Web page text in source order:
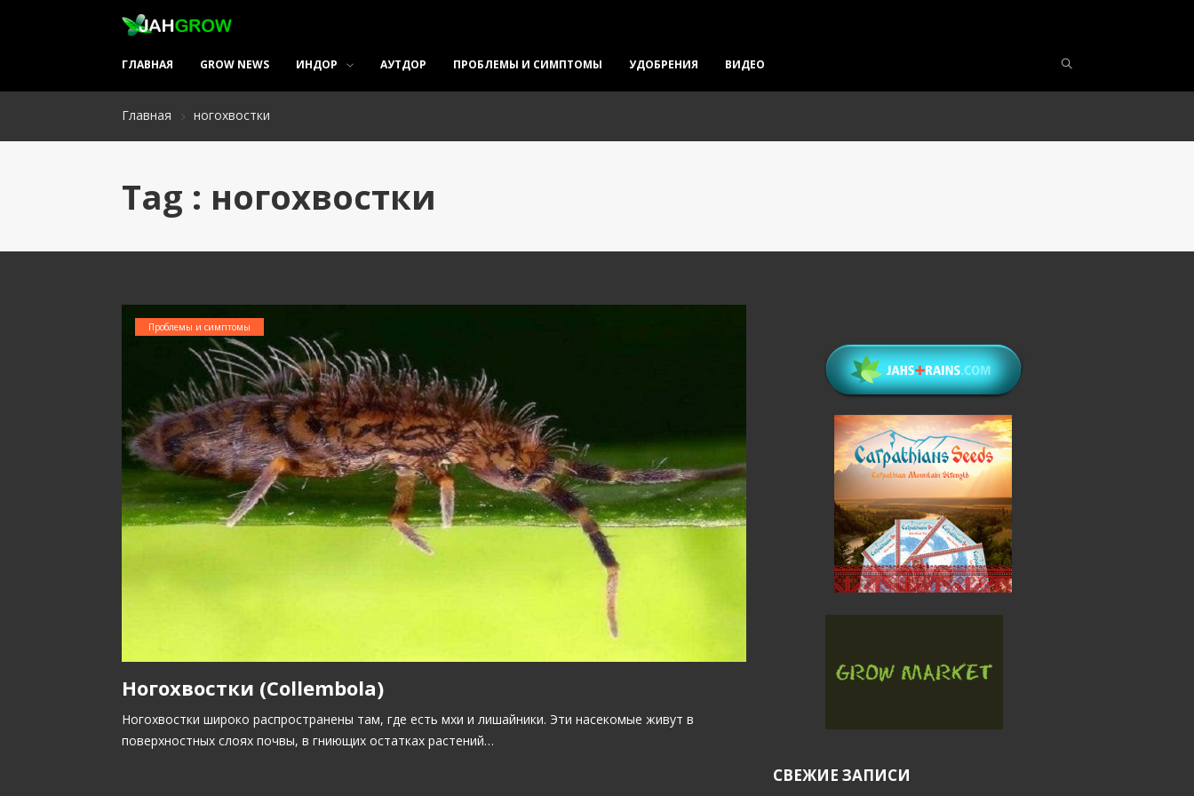
ГЛАВНАЯ GROW NEWS ИНДОР АУТДОР ПРОБЛЕМЫ И СИМПТОМЫ УДОБРЕНИЯ ВИДЕО
Главная ногохвостки
Tag : ногохвостки
Проблемы и симптомы
Ногохвостки (Collembola)
Ногохвостки широко распространены там, где есть мхи и лишайники. Эти насекомые живут в
поверхностных слоях почвы, в гниющих остатках растений…
СВЕЖИЕ ЗАПИСИ